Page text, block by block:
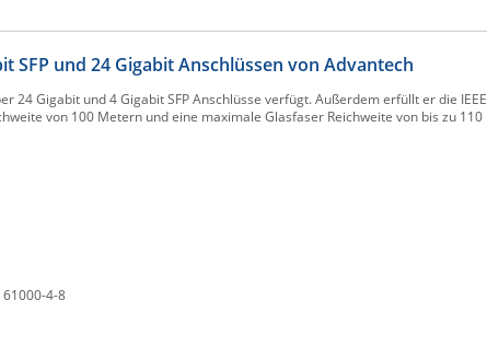
SFP und 24 Gigabit Anschlüssen von Advantech
24 Gigabit und 4 Gigabit SFP Anschlüsse verfügt. Außerdem erfüllt er die IEEE
von 100 Metern und eine maximale Glasfaser Reichweite von bis zu 110
61000-4-8